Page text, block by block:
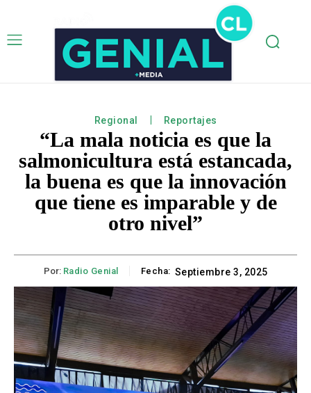
Regional Reportajes
“La mala noticia es que la
salmonicultura está estancada,
la buena es que la innovación
que tiene es imparable y de
otro nivel”
Por: Radio Genial Fecha: Septiembre 3, 2025